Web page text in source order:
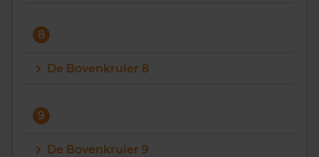
8
De Bovenkruier 8
9
De Bovenkruier 9